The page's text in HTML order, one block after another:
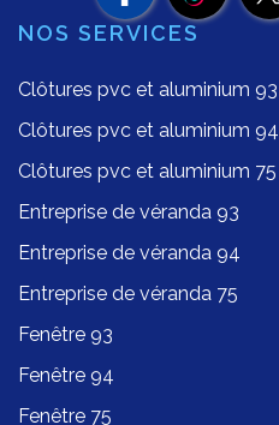
NOS SERVICES
Clôtures pvc et aluminium 93
Clôtures pvc et aluminium 94
Clôtures pvc et aluminium 75
Entreprise de véranda 93
Entreprise de véranda 94
Entreprise de véranda 75
Fenêtre 93
Fenêtre 94
Fenêtre 75